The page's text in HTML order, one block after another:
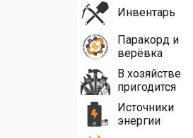
Инвентарь
Паракорд и
верёвка
В хозяйстве
пригодится
Источники
энергии